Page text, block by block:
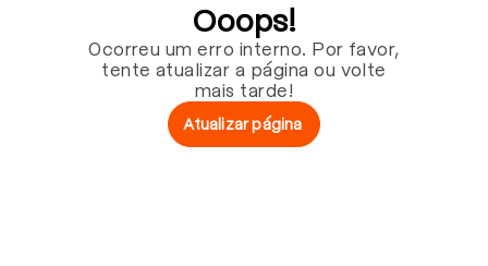
Ooops!
Ocorreu um erro interno. Por favor,
tente atualizar a página ou volte
mais tarde!
Atualizar página